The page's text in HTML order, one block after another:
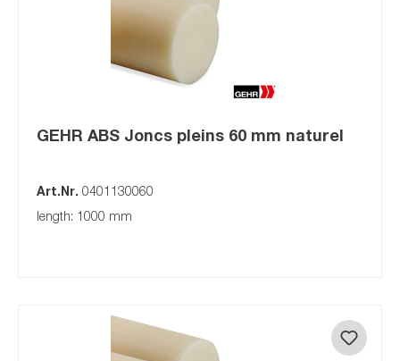
GEHR ABS Joncs pleins 60 mm naturel
Art.Nr. 0401130060
length: 1000 mm